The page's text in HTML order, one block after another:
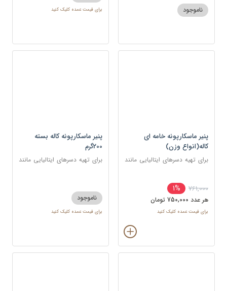
ناموجود برای قیمت عمده کلیک کنید
پنیر ماسکارپونه خامه ای
کاله(انواع وزن)
برای تهیه دسرهای ایتالیایی مانند
761,000
1%
هر عدد 750,000 تومان
برای قیمت عمده کلیک کنید
پنیر ماسکارپونه کاله بسته
200گرم
برای تهیه دسرهای ایتالیایی مانند
ناموجود
برای قیمت عمده کلیک کنید